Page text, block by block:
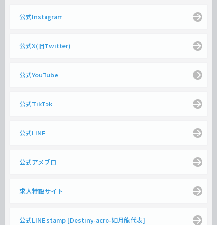
公式Instagram
公式X(旧Twitter)
公式YouTube
公式TikTok
公式LINE
公式アメブロ
求人特設サイト
公式LINE stamp [Destiny-acro-如月龍代表]